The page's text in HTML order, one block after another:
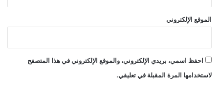
الموقع الإلكتروني
احفظ اسمي، بريدي الإلكتروني، والموقع الإلكتروني في هذا المتصفح
لاستخدامها المرة المقبلة في تعليقي.